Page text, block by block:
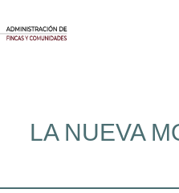
LA NUEVA